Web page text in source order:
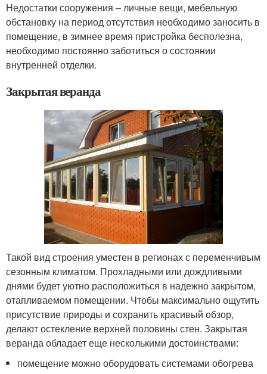
Недостатки сооружения – личные вещи, мебельную
обстановку на период отсутствия необходимо заносить в
помещение, в зимнее время пристройка бесполезна,
необходимо постоянно заботиться о состоянии
внутренней отделки.
Закрытая веранда
Такой вид строения уместен в регионах с переменчивым
сезонным климатом. Прохладными или дождливыми
днями будет уютно расположиться в надежно закрытом,
отапливаемом помещении. Чтобы максимально ощутить
присутствие природы и сохранить красивый обзор,
делают остекление верхней половины стен. Закрытая
веранда обладает еще несколькими достоинствами:
помещение можно оборудовать системами обогрева